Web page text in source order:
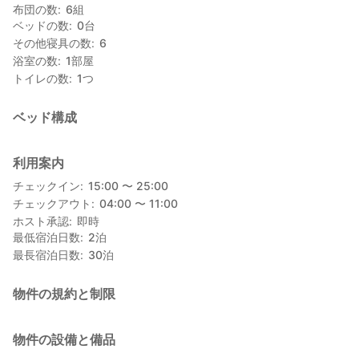
布団の数
6組
ベッドの数
0台
その他寝具の数
6
浴室の数
1部屋
トイレの数
1つ
ベッド構成
利用案内
チェックイン
15:00 〜 25:00
チェックアウト
04:00 〜 11:00
ホスト承認
即時
最低宿泊日数
2泊
最長宿泊日数
30泊
物件の規約と制限
物件の設備と備品